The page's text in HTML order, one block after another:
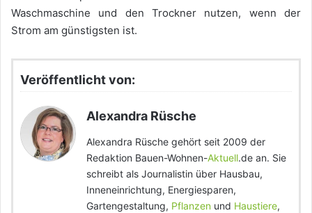
Waschmaschine und den Trockner nutzen, wenn der
Strom am günstigsten ist.
Veröffentlicht von:
Alexandra Rüsche
Alexandra Rüsche gehört seit 2009 der
Redaktion Bauen-Wohnen-Aktuell.de an. Sie
schreibt als Journalistin über Hausbau,
Inneneinrichtung, Energiesparen,
Gartengestaltung, Pflanzen und Haustiere,